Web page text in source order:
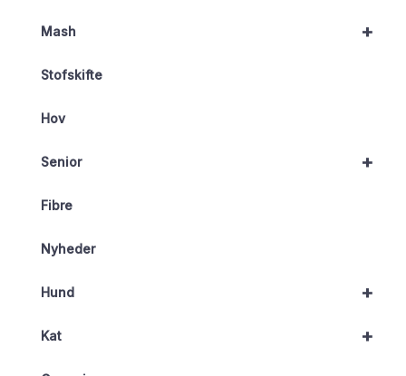
+
Mash
Stofskifte
Hov
+
Senior
Fibre
Nyheder
+
Hund
+
Kat